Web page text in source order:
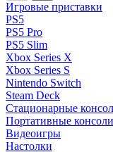
Игровые приставки
PS5
PS5 Pro
PS5 Slim
Xbox Series X
Xbox Series S
Nintendo Switch
Steam Deck
Стационарные
Портативные консоли
Видеоигры
Настолки